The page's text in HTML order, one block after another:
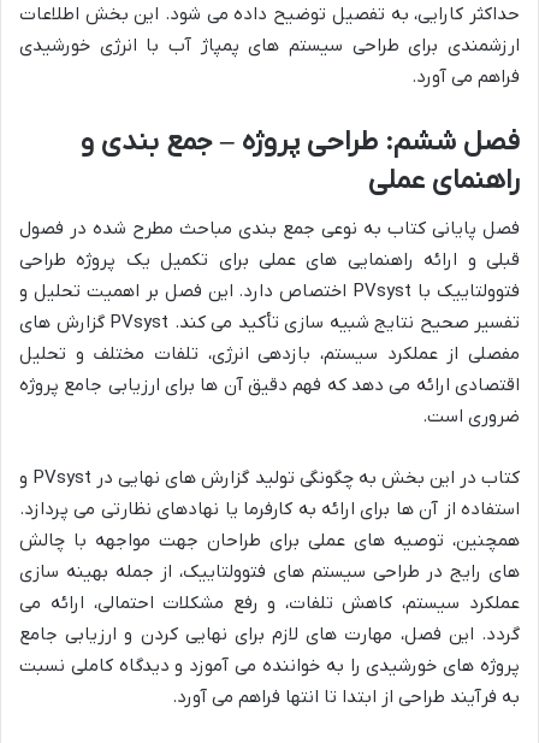
حداکثر کارایی، به تفصیل توضیح داده می شود. این بخش اطلاعات
ارزشمندی برای طراحی سیستم های پمپاژ آب با انرژی خورشیدی
فراهم می آورد.
فصل ششم: طراحی پروژه – جمع بندی و
راهنمای عملی
فصل پایانی کتاب به نوعی جمع بندی مباحث مطرح شده در فصول
قبلی و ارائه راهنمایی های عملی برای تکمیل یک پروژه طراحی
فتوولتاییک با PVsyst اختصاص دارد. این فصل بر اهمیت تحلیل و
تفسیر صحیح نتایج شبیه سازی تأکید می کند. PVsyst گزارش های
مفصلی از عملکرد سیستم، بازدهی انرژی، تلفات مختلف و تحلیل
اقتصادی ارائه می دهد که فهم دقیق آن ها برای ارزیابی جامع پروژه
ضروری است.
کتاب در این بخش به چگونگی تولید گزارش های نهایی در PVsyst و
استفاده از آن ها برای ارائه به کارفرما یا نهادهای نظارتی می پردازد.
همچنین، توصیه های عملی برای طراحان جهت مواجهه با چالش
های رایج در طراحی سیستم های فتوولتاییک، از جمله بهینه سازی
عملکرد سیستم، کاهش تلفات، و رفع مشکلات احتمالی، ارائه می
گردد. این فصل، مهارت های لازم برای نهایی کردن و ارزیابی جامع
پروژه های خورشیدی را به خواننده می آموزد و دیدگاه کاملی نسبت
به فرآیند طراحی از ابتدا تا انتها فراهم می آورد.